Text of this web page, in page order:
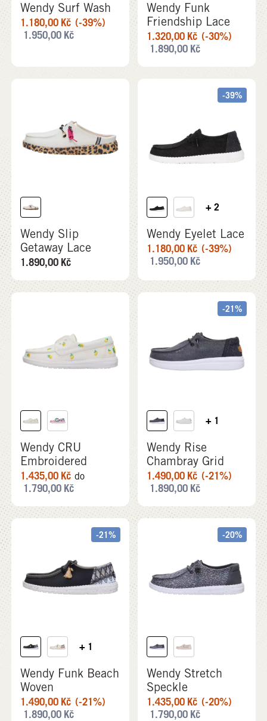
Wendy Surf Wash
1.180,00 Kč (-39%)
1.950,00 Kč
Wendy Funk
Friendship Lace
1.320,00 Kč (-30%)
1.890,00 Kč
Wendy Slip
Getaway Lace
1.890,00 Kč
-39%
+ 2
Wendy Eyelet Lace
1.180,00 Kč (-39%)
1.950,00 Kč
Wendy CRU
Embroidered
1.435,00 Kč do
1.790,00 Kč
-21%
+ 1
Wendy Rise
Chambray Grid
1.490,00 Kč (-21%)
1.890,00 Kč
-21%
+ 1
Wendy Funk Beach
Woven
1.490,00 Kč (-21%)
1.890,00 Kč
-20%
Wendy Stretch
Speckle
1.435,00 Kč (-20%)
1.790,00 Kč